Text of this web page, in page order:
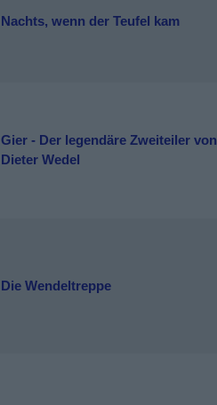
Nachts, wenn der Teufel kam
Gier - Der legendäre Zweiteiler von
Dieter Wedel
Die Wendeltreppe